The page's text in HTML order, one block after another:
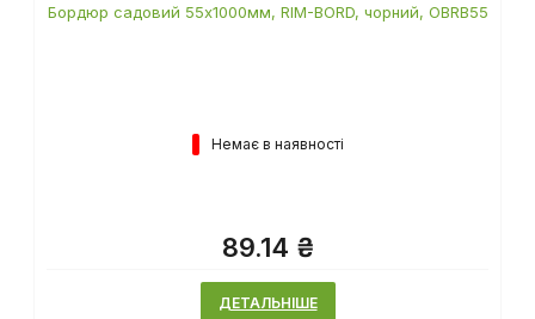
Бордюр садовий 55х1000мм, RIM-BORD, чорний, OBRB55
Немає в наявності
89.14 ₴
ДЕТАЛЬНІШЕ